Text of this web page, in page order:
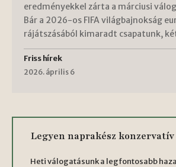
eredményekkel zárta a márciusi
Bár a 2026-os FIFA világbajnokság
rájátszásából kimaradt csapatunk,
Friss hírek
2026. április 6
Legyen naprakész
Heti válogatásunk a legfontosabb